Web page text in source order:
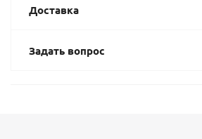
Доставка
Задать вопрос